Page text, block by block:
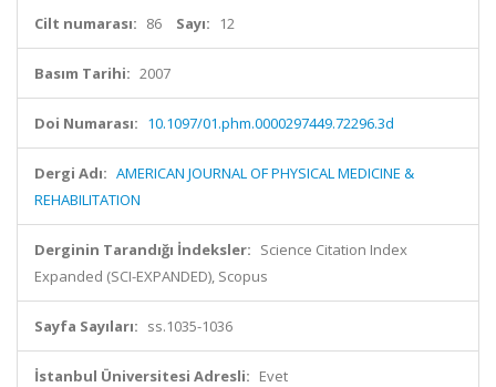
Cilt numarası: 86 Sayı: 12
Basım Tarihi: 2007
Doi Numarası: 10.1097/01.phm.0000297449.72296.3d
Dergi Adı: AMERICAN JOURNAL OF PHYSICAL MEDICINE &
REHABILITATION
Derginin Tarandığı İndeksler: Science Citation Index
Expanded (SCI-EXPANDED), Scopus
Sayfa Sayıları: ss.1035-1036
İstanbul Üniversitesi Adresli: Evet